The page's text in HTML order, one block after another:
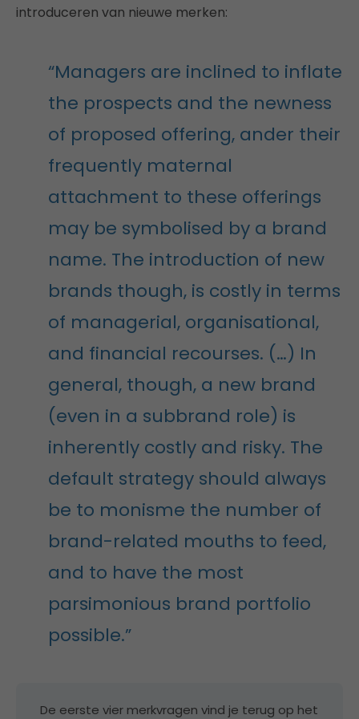
introduceren van nieuwe merken:
“Managers are inclined to inflate
the prospects and the newness
of proposed offering, ander their
frequently maternal
attachment to these offerings
may be symbolised by a brand
name. The introduction of new
brands though, is costly in terms
of managerial, organisational,
and financial recourses. (…) In
general, though, a new brand
(even in a subbrand role) is
inherently costly and risky. The
default strategy should always
be to monisme the number of
brand-related mouths to feed,
and to have the most
parsimonious brand portfolio
possible.”
De eerste vier merkvragen vind je terug op het